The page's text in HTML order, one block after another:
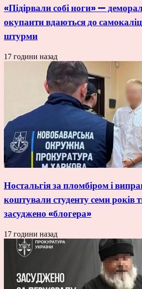
«Підірвали собі ноги» —
окупанти вдаються до
штурми
17 години назад
Ностальгія за пломбіром і
коштували студенту семи років
засуджено «блогера»
17 години назад